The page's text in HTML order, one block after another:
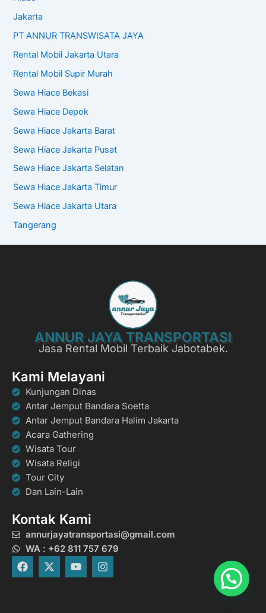
Jakarta
PT ANNUR TRANSWISATA JAYA
Rental Mobil Jakarta Utara
Rental Mobil Supir Murah
Sewa Hiace Bekasi
Sewa Hiace Depok
Sewa Hiace Jakarta Barat
Sewa Hiace Jakarta Pusat
Sewa Hiace Jakarta Selatan
Sewa Hiace Jakarta Timur
Sewa Hiace Jakarta Utara
Tangerang
ANNUR JAYA TRANSPORTASI
Jasa Rental Mobil Terbaik Jabotabek.
Kami Melayani
Kunjungan Dinas
Antar Jemput Bandara Soetta
Antar Jemput Bandara Halim Jakarta
Acara Gathering
Wisata Tour
Wisata Religi
Tour City
Dan Lain-Lain
Kontak Kami
annurjayatransportasi@gmail.com
WA : +62 811 757 679
F
a
X
-
Y
o
I
n